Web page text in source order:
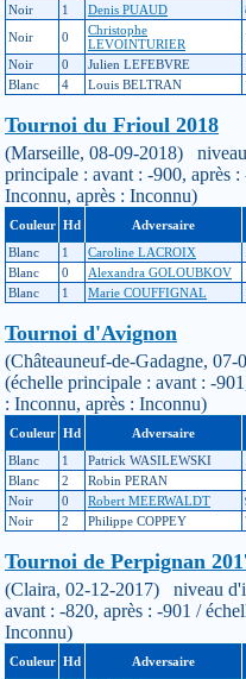
Noir
1 Denis PUAUD
Noir
0
Christophe
LEVOINTURIER
Noir
0 Julien LEFEBVRE
Blanc
4 Louis BELTRAN
Tournoi du Frioul 2018
(Marseille, 08-09-2018)
principale : avant : -900, après
Inconnu, après : Inconnu)
Couleur Hd Adversaire
Blanc
1 Caroline LACROIX
Blanc
0 Alexandra GOLOUBKOV
Blanc
1 Marie COUFFIGNAL
Tournoi d'Avignon
(Châteauneuf-de-Gadagne,
(échelle principale : avant : -
: Inconnu, après : Inconnu)
Couleur Hd Adversaire
Blanc
1 Patrick WASILEWSKI
Blanc
2 Robin PERAN
Noir
0 Robert MEERWALDT
Noir
2 Philippe COPPEY
Tournoi de Perpignan
(Claira, 02-12-2017) niveau
avant : -820, après : -901 /
Inconnu)
Couleur Hd Adversaire